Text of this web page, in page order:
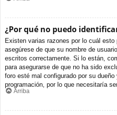
¿Por qué no puedo
Existen varias razones por lo cuál esto
asegúrese de que su nombre de
escritos correctamente. Si lo están,
para asegurarse de que no ha sido
foro esté mal configurado por su
programación, por lo que necesitaría
Arriba